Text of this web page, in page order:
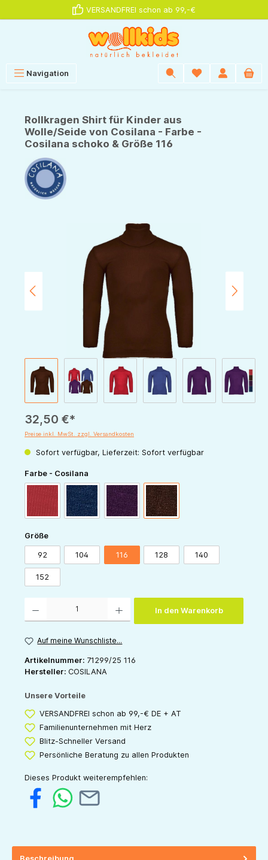
VERSANDFREI schon ab 99,-€
Navigation
Rollkragen Shirt für Kinder aus
Wolle/Seide von Cosilana - Farbe -
Cosilana schoko & Größe 116
32,50 €*
Preise inkl. MwSt. zzgl. Versandkosten
Sofort verfügbar, Lieferzeit: Sofort verfügbar
Farbe - Cosilana
marine pflaume schoko
Größeauswählen
92 104 116 128 140
152
In den Warenkorb
Auf meine Wunschliste...
Artikelnummer: 71299/25 116
Hersteller: COSILANA
Unsere Vorteile
VERSANDFREI schon ab 99,-€ DE + AT
Familienunternehmen mit Herz
Blitz-Schneller Versand
Persönliche Beratung zu allen Produkten
Dieses Produkt weiterempfehlen: